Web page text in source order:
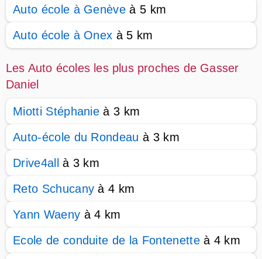
Auto école à Genève à 5 km
Auto école à Onex à 5 km
Les Auto écoles les plus proches de Gasser
Daniel
Miotti Stéphanie à 3 km
Auto-école du Rondeau à 3 km
Drive4allà 3 km
Reto Schucany à 4 km
Yann Waeny à 4 km
Ecole de conduite de la Fontenetteà 4 km